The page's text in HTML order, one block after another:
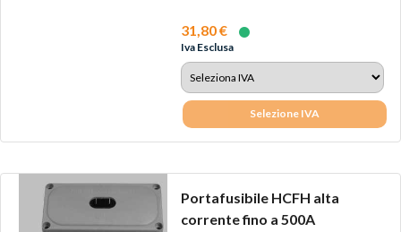
31,80 €
Iva Esclusa
Selezione IVA
Portafusibile HCFH alta
corrente fino a 500A